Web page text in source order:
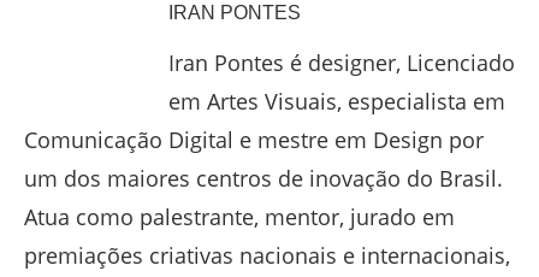
IRAN PONTES
Iran Pontes é designer, Licenciado
em Artes Visuais, especialista em
Comunicação Digital e mestre em Design por
um dos maiores centros de inovação do Brasil.
Atua como palestrante, mentor, jurado em
premiações criativas nacionais e internacionais,